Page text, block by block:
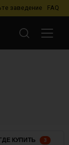
заведение FAQ
КУПИТЬ 3